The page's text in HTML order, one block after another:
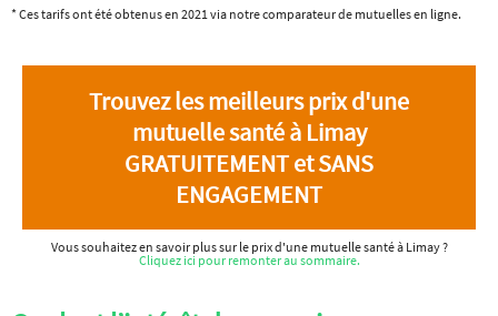
* Ces tarifs ont été obtenus en 2021 via notre comparateur de mutuelles en ligne.
Trouvez les meilleurs prix d'une
mutuelle santé à Limay
GRATUITEMENT et SANS
ENGAGEMENT
Vous souhaitez en savoir plus sur le prix d'une mutuelle santé à Limay ?
Cliquez ici pour remonter au sommaire.